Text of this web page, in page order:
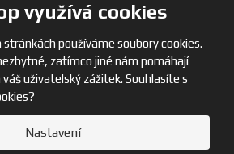
využívá cookies
používáme soubory cookies.
zatímco jiné nám pomáhají
uživatelský zážitek. Souhlasíte s
Nastavení
PRODEJNY